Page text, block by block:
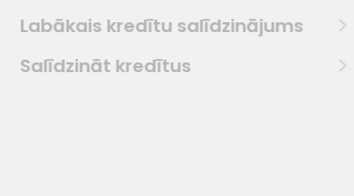
Labākais kredītu salīdzinājums
Salīdzināt kredītus